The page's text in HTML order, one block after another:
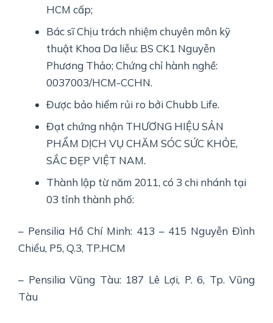
HCM cấp;
Bác sĩ Chịu trách nhiệm chuyên môn kỹ
thuật Khoa Da liễu: BS CK1 Nguyễn
Phương Thảo; Chứng chỉ hành nghề:
0037003/HCM-CCHN.
Được bảo hiểm rủi ro bởi Chubb Life.
Đạt chứng nhận THƯƠNG HIỆU SẢN
PHẨM DỊCH VỤ CHĂM SÓC SỨC KHỎE,
SẮC ĐẸP VIỆT NAM.
Thành lập từ năm 2011, có 3 chi nhánh tại
03 tỉnh thành phố:
– Pensilia Hồ Chí Minh: 413 – 415 Nguyễn Đình
Chiểu, P5, Q.3, TP.HCM
– Pensilia Vũng Tàu: 187 Lê Lợi, P. 6, Tp. Vũng
Tàu